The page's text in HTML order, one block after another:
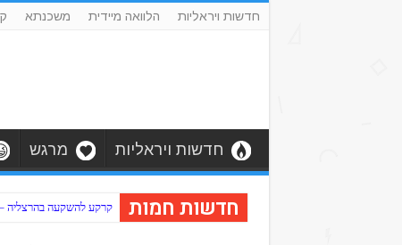
חדשות ויראליות הלוואה מיידית משכנתא
חדשות ויראליות מרגש
חדשות חמות קרקע להשקעה בהרצליה –